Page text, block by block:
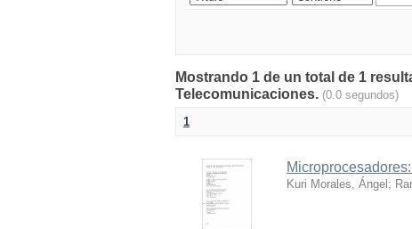
Mostrando 1 de un total de 1
Telecomunicaciones. (0.0 segundos)
1
Kuri Morales, Ángel ;